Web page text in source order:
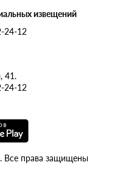
извещений
24-12
41.
24-12
Все права защищены